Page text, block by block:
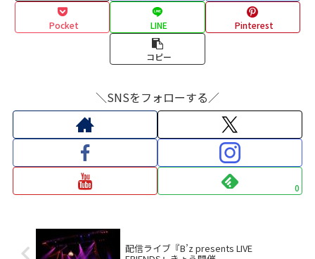
Pocket LINE Pinterest
コピー
＼SNSをフォローする／
0
配信ライブ『B’z presents LIVE